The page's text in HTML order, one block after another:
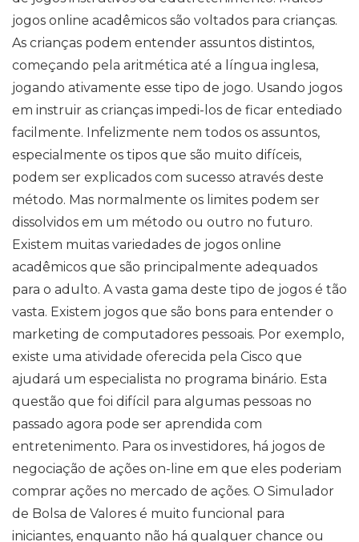
jogos online acadêmicos são voltados para crianças.
As crianças podem entender assuntos distintos,
começando pela aritmética até a língua inglesa,
jogando ativamente esse tipo de jogo. Usando jogos
em instruir as crianças impedi-los de ficar entediado
facilmente. Infelizmente nem todos os assuntos,
especialmente os tipos que são muito difíceis,
podem ser explicados com sucesso através deste
método. Mas normalmente os limites podem ser
dissolvidos em um método ou outro no futuro.
Existem muitas variedades de jogos online
acadêmicos que são principalmente adequados
para o adulto. A vasta gama deste tipo de jogos é tão
vasta. Existem jogos que são bons para entender o
marketing de computadores pessoais. Por exemplo,
existe uma atividade oferecida pela Cisco que
ajudará um especialista no programa binário. Esta
questão que foi difícil para algumas pessoas no
passado agora pode ser aprendida com
entretenimento. Para os investidores, há jogos de
negociação de ações on-line em que eles poderiam
comprar ações no mercado de ações. O Simulador
de Bolsa de Valores é muito funcional para
iniciantes, enquanto não há qualquer chance ou